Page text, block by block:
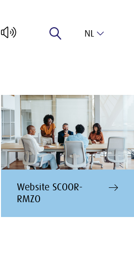
NL
Website SCOOR-
RMZO